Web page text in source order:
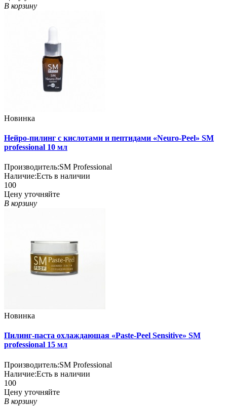
В корзину
Новинка
Нейро-пилинг с кислотами и пептидами «Neuro-Peel» SM
professional 10 мл
Производитель:SM Professional
Наличие:Есть в наличии
100
Цену уточняйте
В корзину
Новинка
Пилинг-паста охлаждающая «Paste-Peel Sensitive» SM
professional 15 мл
Производитель:SM Professional
Наличие:Есть в наличии
100
Цену уточняйте
В корзину